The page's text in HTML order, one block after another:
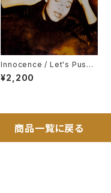
Innocence / Let's Push I
t
¥2,200
商品一覧に戻る